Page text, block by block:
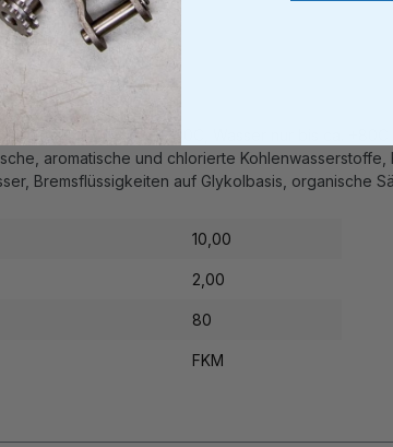
von ca. -15C bis ca. +200C, Wasser nur bis ca. +80C
aromatische und chlorierte
Bremsflüssigkeiten auf Glykolbasis, organische
10,00
2,00
80
FKM